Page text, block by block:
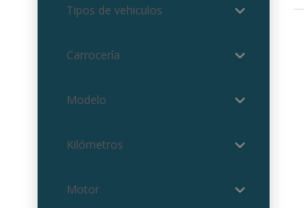
Tipos de vehiculos
Carrocería
Modelo
Kilómetros
Motor